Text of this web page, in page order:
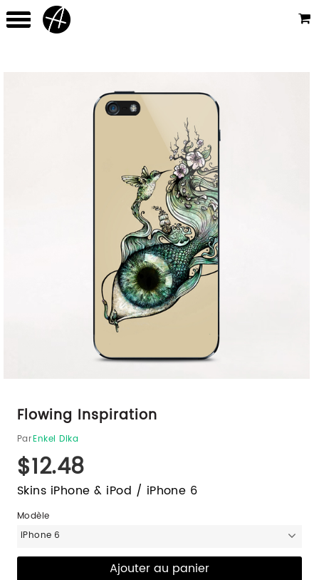
Flowing Inspiration
ParEnkel Dika
$12.48
Skins iPhone & iPod / iPhone 6
Modèle
iPhone 6